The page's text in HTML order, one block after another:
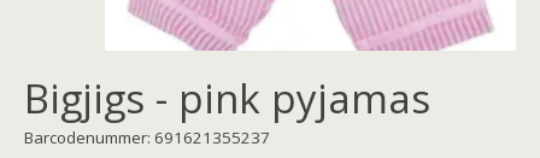
Bigjigs - pink pyjamas
Barcodenummer: 691621355237